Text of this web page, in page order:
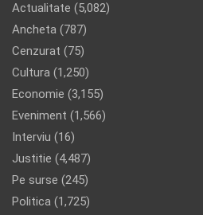
Actualitate (5,082)
Ancheta (787)
Cenzurat (75)
Cultura (1,250)
Economie (3,155)
Eveniment (1,566)
Interviu (16)
Justitie (4,487)
Pe surse (245)
Politica (1,725)